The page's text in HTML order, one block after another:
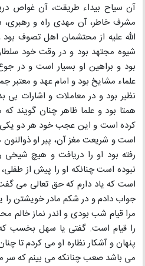
آن سیاح بیداء طریقت، آن غواص
مشرف خاطر، آن مهدی راه و رهبری،
الله علیه از محتشمان اهل تصوف بود
شیوه مجتهد بود و در وقت خود
بود و براهین او بسیار است و در
علماء مشایخ بود و امام عهد و معتبر
نظیر بود و در معاملات و اشارات بی
همتا بود و علما ظاهر چنان گویند
کرده است و این عجب خود هر دو
است و شریعت مغز آن، پیر او
رفته بود او را دریافت و هیچ شیخی
نبوده است چنانکه او را پیش از طفلی،
است که یاد دارم که حق تعالی می
جواب دادم و در شکم مادر خویشتن را
مرا قیام شب بودی و اندر نماز خالم
را قیام است. گفتی یا سهل بخسب
پنهان و آشکار نظاره او می کردم تا
می باشد صعب چنانکه می بینم که